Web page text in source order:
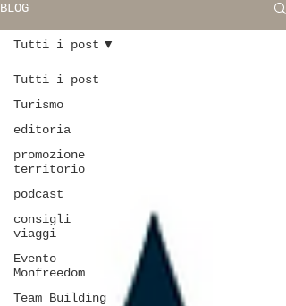
BLOG
Tutti i post
Turismo
editoria
promozione
territorio
podcast
consigli
viaggi
Evento
Monfreedom
Team Building
Tutti i post